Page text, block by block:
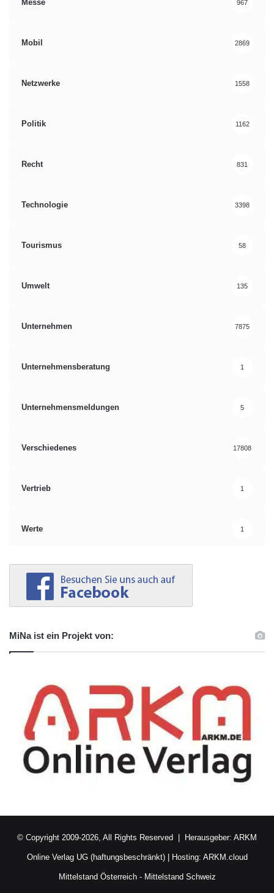
Messe 967
Mobil 2869
Netzwerke 1558
Politik 1162
Recht 831
Technologie 3398
Tourismus 58
Umwelt 135
Unternehmen 7875
Unternehmensberatung 1
Unternehmensmeldungen 5
Verschiedenes 17808
Vertrieb 1
Werte 1
MiNa ist ein Projekt von:
© Copyright 2009-2026, All Rights Reserved | Herausgeber: ARKM
Online Verlag UG (haftungsbeschränkt)| Hosting: ARKM.cloud
Mittelstand Österreich- Mittelstand Schweiz